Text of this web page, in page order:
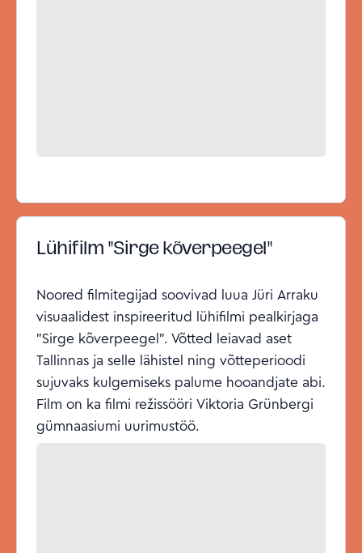
Lühifilm "Sirge kõverpeegel"
Noored filmitegijad soovivad luua Jüri Arraku
visuaalidest inspireeritud lühifilmi pealkirjaga
"Sirge kõverpeegel". Võtted leiavad aset
Tallinnas ja selle lähistel ning võtteperioodi
sujuvaks kulgemiseks palume hooandjate abi.
Film on ka filmi režissööri Viktoria Grünbergi
gümnaasiumi uurimustöö.